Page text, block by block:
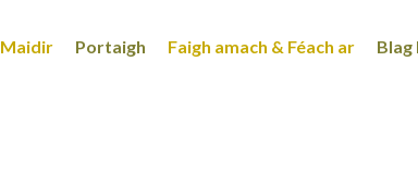
Maidir Portaigh Faigh amach & Féach ar Blag